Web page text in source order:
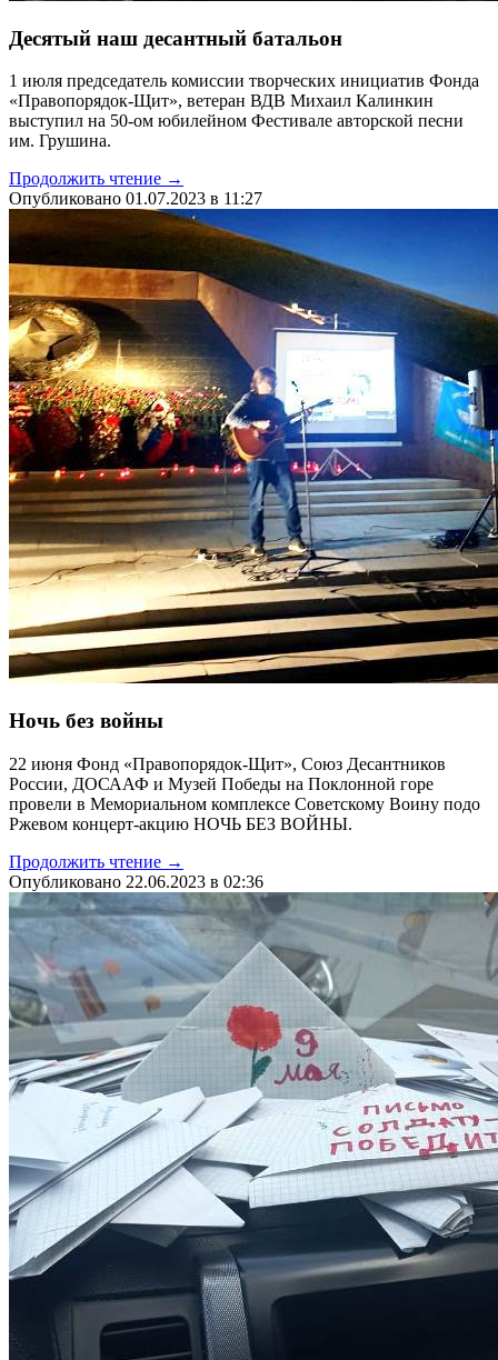
Десятый наш десантный батальон
1 июля председатель комиссии творческих инициатив Фонда
«Правопорядок-Щит», ветеран ВДВ Михаил Калинкин
выступил на 50-ом юбилейном Фестивале авторской песни
им. Грушина.
Продолжить чтение →
Опубликовано 01.07.2023 в 11:27
Ночь без войны
22 июня Фонд «Правопорядок-Щит», Союз Десантников
России, ДОСААФ и Музей Победы на Поклонной горе
провели в Мемориальном комплексе Советскому Воину подо
Ржевом концерт-акцию НОЧЬ БЕЗ ВОЙНЫ.
Продолжить чтение →
Опубликовано 22.06.2023 в 02:36